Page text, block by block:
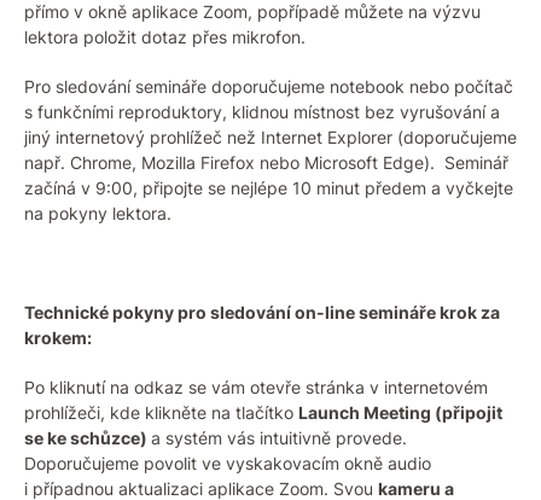
přímo v okně aplikace Zoom, popřípadě můžete na výzvu
lektora položit dotaz přes mikrofon.
Pro sledování semináře doporučujeme notebook nebo počítač
s funkčními reproduktory, klidnou místnost bez vyrušování a
jiný internetový prohlížeč než Internet Explorer (doporučujeme
např. Chrome, Mozilla Firefox nebo Microsoft Edge). Seminář
začíná v 9:00, připojte se nejlépe 10 minut předem a vyčkejte
na pokyny lektora.
Technické pokyny pro sledování on-line semináře krok za
krokem:
Po kliknutí na odkaz se vám otevře stránka v internetovém
prohlížeči, kde klikněte na tlačítko Launch Meeting (připojit
se ke schůzce) a systém vás intuitivně provede.
Doporučujeme povolit ve vyskakovacím okně audio
i případnou aktualizaci aplikace Zoom. Svou kameru a